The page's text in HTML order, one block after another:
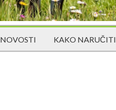
NOVOSTI KAKO NARUČITI